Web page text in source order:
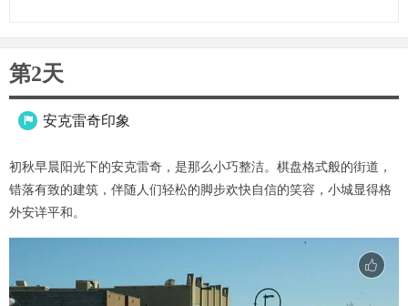
第2天
 安克雷奇印象
初秋早晨阳光下的安克雷奇，是那么小巧整洁。棋盘格式般的街道，
错落有致的建筑，伴随人们轻松的脚步欢快自信的笑容，小城显得格
外安详平和。